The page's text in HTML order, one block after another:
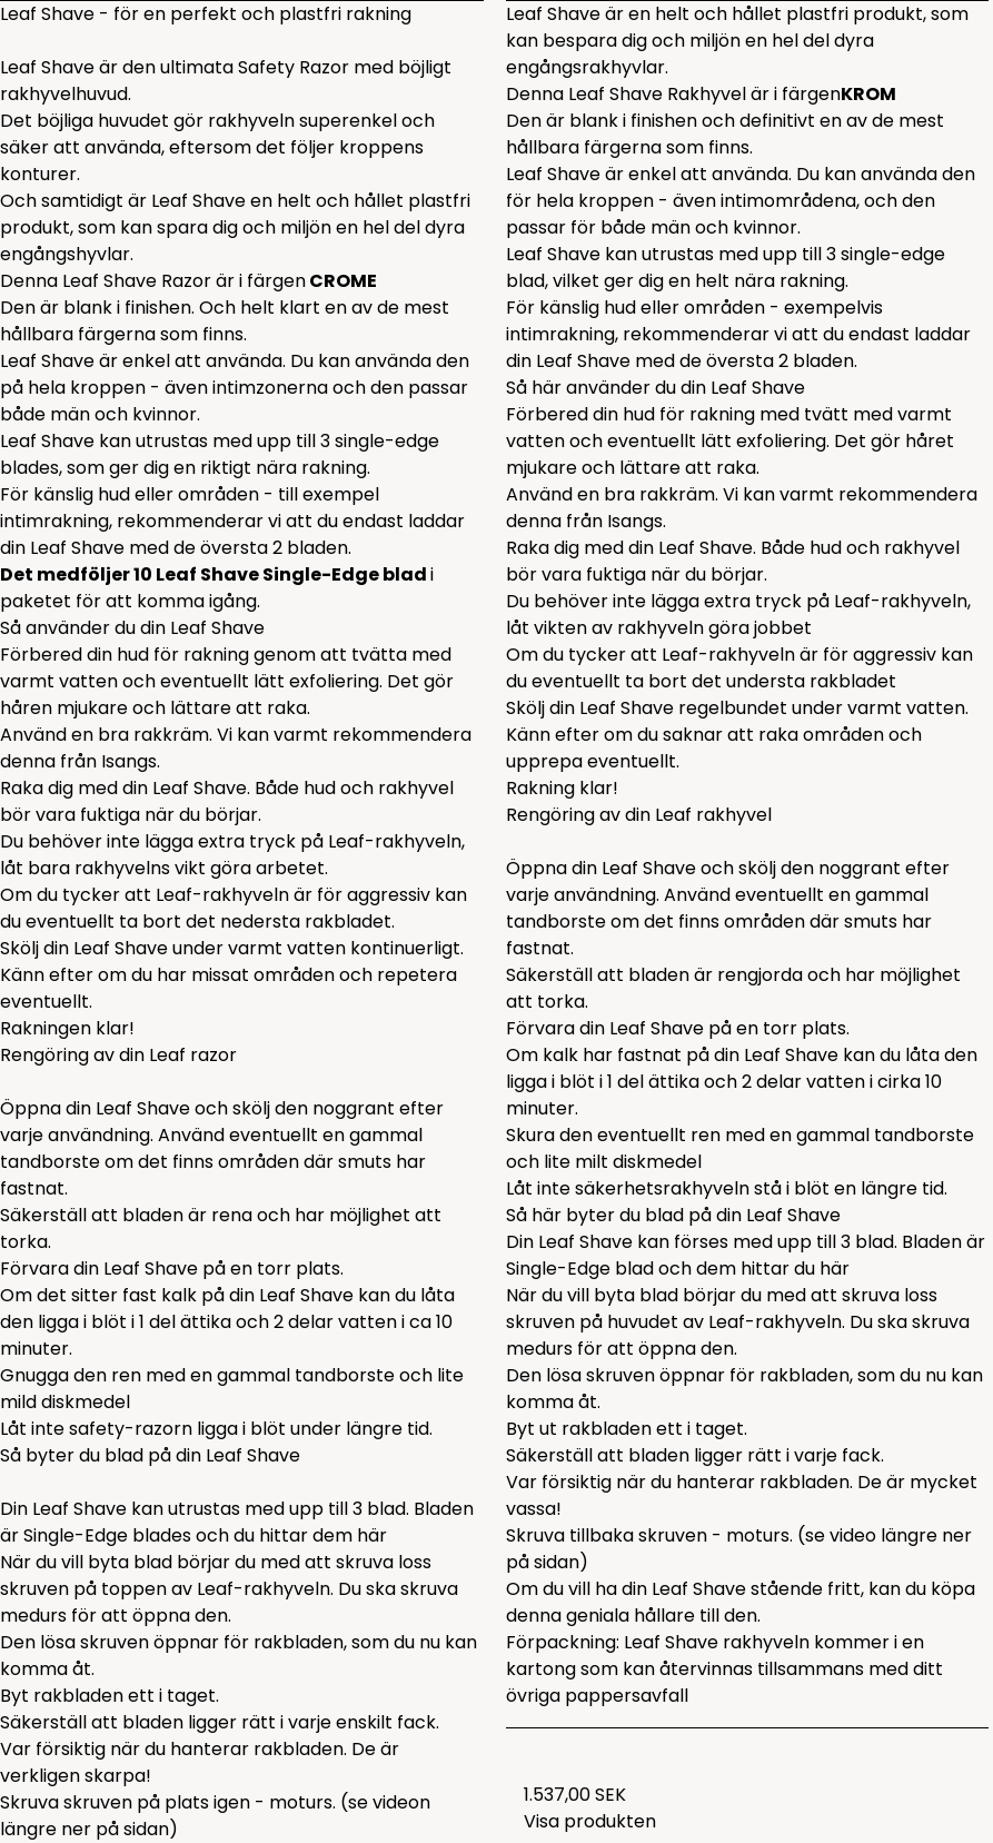
Leaf Shave - för en perfekt och plastfri rakning
Leaf Shave är den ultimata Safety Razor med böjligt
rakhyvelhuvud.
Det böjliga huvudet gör rakhyveln superenkel och
säker att använda, eftersom det följer kroppens
konturer.
Och samtidigt är Leaf Shave en helt och hållet plastfri
produkt, som kan spara dig och miljön en hel del dyra
engångshyvlar.
Denna Leaf Shave Razor är i färgenCROME
Den är blank i finishen. Och helt klart en av de mest
hållbara färgerna som finns.
Leaf Shave är enkel att använda. Du kan använda den
på hela kroppen - även intimzonerna och den passar
både män och kvinnor.
Leaf Shave kan utrustas med upp till 3 single-edge
blades, som ger dig en riktigt nära rakning.
För känslig hud eller områden - till exempel
intimrakning, rekommenderar vi att du endast laddar
din Leaf Shave med de översta 2 bladen.
Det medföljer 10 Leaf Shave Single-Edgebladi
paketet för att komma igång.
Så använder du din Leaf Shave
Förbered din hud för rakning genom att tvätta med
varmt vatten och eventuellt lätt exfoliering. Det gör
håren mjukare och lättare att raka.
Använd en bra rakkräm. Vi kan varmt rekommendera
denna från Isangs.
Raka dig med din Leaf Shave. Både hud och rakhyvel
bör vara fuktiga när du börjar.
Du behöver inte lägga extra tryck på Leaf-rakhyveln,
låt bara rakhyvelns vikt göra arbetet.
Om du tycker att Leaf-rakhyveln är för aggressiv kan
du eventuellt ta bort det nedersta rakbladet.
Skölj din Leaf Shave under varmt vatten kontinuerligt.
Känn efter om du har missat områden och repetera
eventuellt.
Rakningen klar!
Rengöring av din Leaf razor
Öppna din Leaf Shave och skölj den noggrant efter
varje användning. Använd eventuellt en gammal
tandborste om det finns områden där smuts har
fastnat.
Säkerställ att bladen är rena och har möjlighet att
torka.
Förvara din Leaf Shave på en torr plats.
Om det sitter fast kalk på din Leaf Shave kan du låta
den ligga i blöt i 1 del ättika och 2 delar vatten i ca 10
minuter.
Gnugga den ren med en gammal tandborste och lite
milddiskmedel
Låt inte safety-razorn ligga i blöt under längre tid.
Så byter du blad på din Leaf Shave
Din Leaf Shave kan utrustas med upp till 3 blad. Bladen
är Single-Edge blades och du hittar dem här
När du vill byta blad börjar du med att skruva loss
skruven på toppen av Leaf-rakhyveln. Du ska skruva
medurs för att öppna den.
Den lösa skruven öppnar för rakbladen, som du nu kan
komma åt.
Byt rakbladen ett i taget.
Säkerställ att bladen ligger rätt i varje enskilt fack.
Var försiktig när du hanterar rakbladen. De är
verkligen skarpa!
Skruva skruven på plats igen - moturs. (se videon
längre ner på sidan)
Leaf Shave är en helt och hållet plastfri produkt, som
kan bespara dig och miljön en hel del dyra
engångsrakhyvlar.
Denna Leaf Shave Rakhyvel är i färgenKROM
Den är blank i finishen och definitivt en av de mest
hållbara färgerna som finns.
Leaf Shave är enkel att använda. Du kan använda den
för hela kroppen - även intimområdena, och den
passar för både män och kvinnor.
Leaf Shave kan utrustas med upp till 3 single-edge
blad, vilket ger dig en helt nära rakning.
För känslig hud eller områden - exempelvis
intimrakning, rekommenderar vi att du endast laddar
din Leaf Shave med de översta 2 bladen.
Så här använder du din Leaf Shave
Förbered din hud för rakning med tvätt med varmt
vatten och eventuellt lätt exfoliering. Det gör håret
mjukare och lättare att raka.
Använd en bra rakkräm. Vi kan varmt rekommendera
dennafrån Isangs.
Raka dig med din Leaf Shave. Både hud och rakhyvel
bör vara fuktiga när du börjar.
Du behöver inte lägga extra tryck på Leaf-rakhyveln,
låt vikten av rakhyveln göra jobbet
Om du tycker att Leaf-rakhyveln är för aggressiv kan
du eventuellt ta bort det understa rakbladet
Skölj din Leaf Shave regelbundet under varmt vatten.
Känn efter om du saknar att raka områden och
upprepa eventuellt.
Rakning klar!
Rengöring av din Leaf rakhyvel
Öppna din Leaf Shave och skölj den noggrant efter
varje användning. Använd eventuellt en gammal
tandborste om det finns områden där smuts har
fastnat.
Säkerställ att bladen är rengjorda och har möjlighet
att torka.
Förvara din Leaf Shave på en torr plats.
Om kalk har fastnat på din Leaf Shave kan du låta den
ligga i blöt i 1 del ättika och 2 delar vatten i cirka 10
minuter.
Skura den eventuellt ren med en gammal tandborste
och lite milt diskmedel
Låt inte säkerhetsrakhyveln stå i blöt en längre tid.
Så här byter du blad på din Leaf Shave
Din Leaf Shave kan förses med upp till 3 blad. Bladen är
Single-Edge blad och dem hittar du här
När du vill byta blad börjar du med att skruva loss
skruven på huvudet av Leaf-rakhyveln. Du ska skruva
medurs för att öppna den.
Den lösa skruven öppnar för rakbladen, som du nu kan
komma åt.
Byt ut rakbladen ett i taget.
Säkerställ att bladen ligger rätt i varje fack.
Var försiktig när du hanterar rakbladen. De är mycket
vassa!
Skruva tillbaka skruven - moturs. (se video längre ner
på sidan)
Om du vill ha din Leaf Shave stående fritt, kan du köpa
dennageniala hållare till den.
Förpackning: Leaf Shave rakhyveln kommer i en
kartong som kan återvinnas tillsammans med ditt
övriga pappersavfall
1.537,00 SEK
Visa produkten